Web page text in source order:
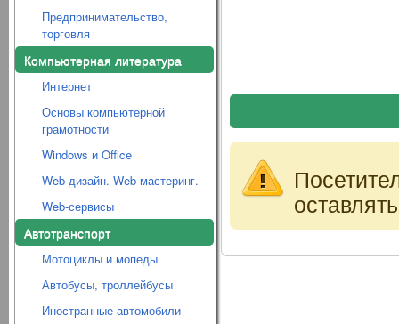
Предпринимательство,
торговля
Компьютерная литература
Интернет
Основы компьютерной
грамотности
Windows и Office
Web-дизайн. Web-мастеринг.
Web-сервисы
Автотранспорт
Мотоциклы и мопеды
Автобусы, троллейбусы
Иностранные автомобили